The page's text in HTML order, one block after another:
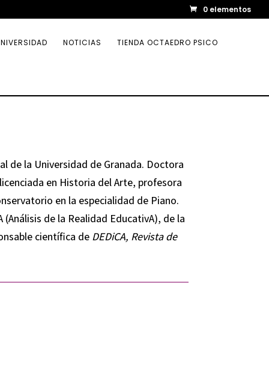
0 elementos
NOTICIAS TIENDA OCTAEDRO PSICO
de la Universidad de Granada. Doctora
en Historia del Arte, profesora
en la especialidad de Piano.
de la Realidad EducativA), de la
científica de DEDiCA, Revista de